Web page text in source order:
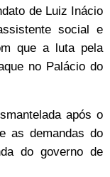
de Luiz Inácio
social e
que a luta pela
no Palácio do
após o
as demandas do
do governo de